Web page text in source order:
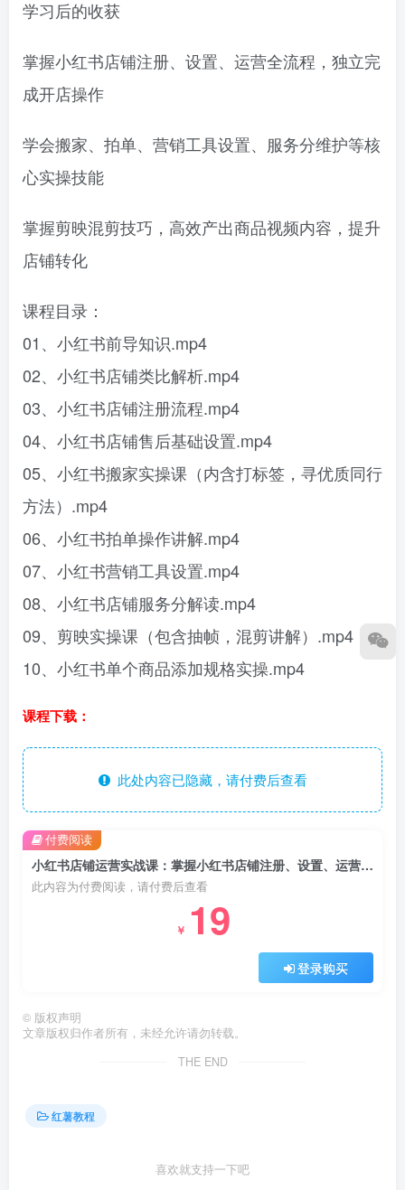
学习后的收获
掌握小红书店铺注册、设置、运营全流程，独立完
成开店操作
学会搬家、拍单、营销工具设置、服务分维护等核
心实操技能
掌握剪映混剪技巧，高效产出商品视频内容，提升
店铺转化
课程目录：
01、小红书前导知识.mp4
02、小红书店铺类比解析.mp4
03、小红书店铺注册流程.mp4
04、小红书店铺售后基础设置.mp4
05、小红书搬家实操课（内含打标签，寻优质同行
方法）.mp4
06、小红书拍单操作讲解.mp4
07、小红书营销工具设置.mp4
08、小红书店铺服务分解读.mp4
09、剪映实操课（包含抽帧，混剪讲解）.mp4
10、小红书单个商品添加规格实操.mp4
课程下载：
此处内容已隐藏，请付费后查看
小红书店铺运营实战课：掌握小红书店铺注册、设置、运营全流程，独立完成开店操作
此内容为付费阅读，请付费后查看
￥ 19
登录购买
付费阅读
© 版权声明
文章版权归作者所有，未经允许请勿转载。
THE END
红薯教程
喜欢就支持一下吧